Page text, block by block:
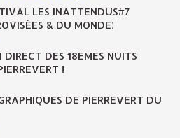
LES INATTENDUS#7
& DU MONDE)
DIRECT DES 18EMES NUITS
!
DE PIERREVERT DU